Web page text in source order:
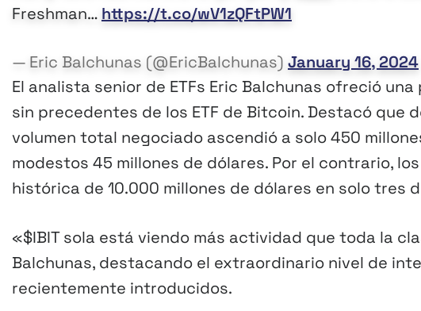
Freshman… https://t.co/wV1zQFtPW1
— Eric Balchunas (@EricBalchunas) January 16, 2024
El analista senior de ETFs Eric Balchunas ofreció
sin precedentes de los ETF de Bitcoin. Destacó que
volumen total negociado ascendió a solo 450
modestos 45 millones de dólares. Por el contrario,
histórica de 10.000 millones de dólares en solo tres
«$IBIT sola está viendo más actividad que toda la
Balchunas, destacando el extraordinario nivel de
recientemente introducidos.